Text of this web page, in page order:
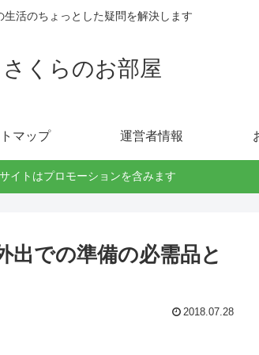
生活のちょっとした疑問を解決します
さくらのお部屋
マップ 運営者情報
イトはプロモーションを含みます
出での準備の必需品と
2018.07.28